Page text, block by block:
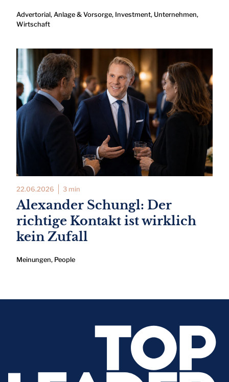
Advertorial, Anlage & Vorsorge, Investment, Unternehmen,
Wirtschaft
22.06.2026 3 min
Alexander Schungl: Der
richtige Kontakt ist wirklich
kein Zufall
Meinungen, People